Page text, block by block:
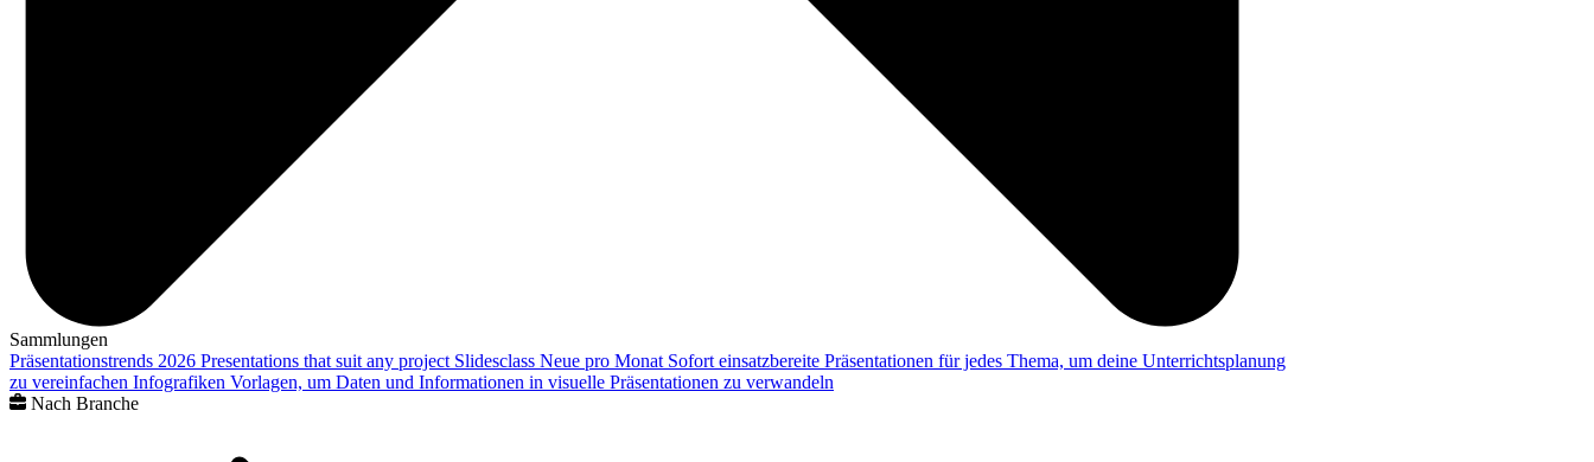
Sammlungen
Präsentationstrends 2026 Presentations that suit any project Slidesclass Neue pro Monat Sofort einsatzbereite Präsentationen für jedes Thema, um deine Unterrichtsplanung
zu vereinfachen Infografiken Vorlagen, um Daten und Informationen in visuelle Präsentationen zu verwandeln
Nach Branche